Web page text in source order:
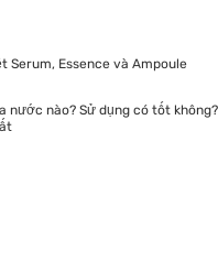
Serum, Essence và Ampoule
nước nào? Sử dụng có tốt